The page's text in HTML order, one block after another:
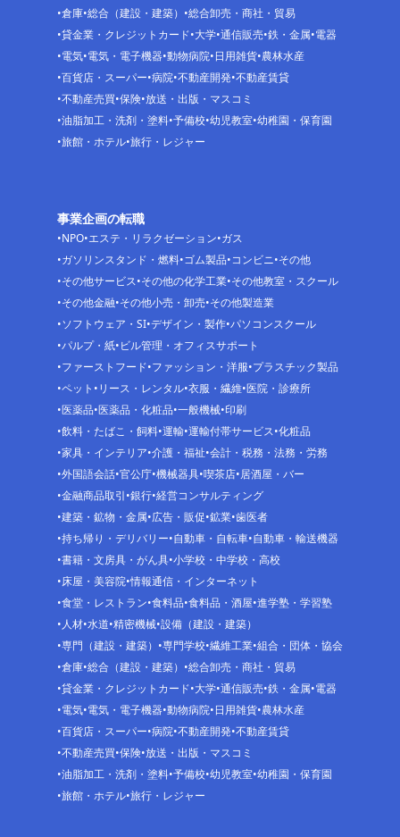
倉庫 総合（建設・建築）
総合卸売・商社・貿易
貸金業・クレジットカード 大学 通信販売 鉄・金属 電器
電気 電気・電子機器 動物病院 日用雑貨 農林水産
百貨店・スーパー 病院 不動産開発 不動産賃貸
不動産売買 保険 放送・出版・マスコミ
油脂加工・洗剤・塗料 予備校 幼児教室 幼稚園・保育園
旅館・ホテル 旅行・レジャー
事業企画の転職
NPO エステ・リラクゼーション ガス
ガソリンスタンド・燃料 ゴム製品 コンビニ その他
その他サービス その他の化学工業 その他教室・スクール
その他金融 その他小売・卸売 その他製造業
ソフトウェア・SI デザイン・製作 パソコンスクール
パルプ・紙 ビル管理・オフィスサポート
ファーストフード ファッション・洋服 プラスチック製品
ペット リース・レンタル 衣服・繊維 医院・診療所
医薬品 医薬品・化粧品 一般機械 印刷
飲料・たばこ・飼料 運輸 運輸付帯サービス 化粧品
家具・インテリア 介護・福祉 会計・税務・法務・労務
外国語会話 官公庁 機械器具 喫茶店 居酒屋・バー
金融商品取引 銀行 経営コンサルティング
建築・鉱物・金属 広告・販促 鉱業 歯医者
持ち帰り・デリバリー 自動車・自転車 自動車・輸送機器
書籍・文房具・がん具 小学校・中学校・高校
床屋・美容院 情報通信・インターネット
食堂・レストラン 食料品 食料品・酒屋 進学塾・学習塾
人材 水道 精密機械 設備（建設・建築）
専門（建設・建築）
専門学校 繊維工業 組合・団体・協会
倉庫 総合（建設・建築）
総合卸売・商社・貿易
貸金業・クレジットカード 大学 通信販売 鉄・金属 電器
電気 電気・電子機器 動物病院 日用雑貨 農林水産
百貨店・スーパー 病院 不動産開発 不動産賃貸
不動産売買 保険 放送・出版・マスコミ
油脂加工・洗剤・塗料 予備校 幼児教室 幼稚園・保育園
旅館・ホテル 旅行・レジャー